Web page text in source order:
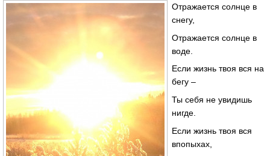
Отражается солнце в
снегу,
Отражается солнце в
воде.
Если жизнь твоя вся на
бегу –
Ты себя не увидишь
нигде.
Если жизнь твоя вся
впопыхах,